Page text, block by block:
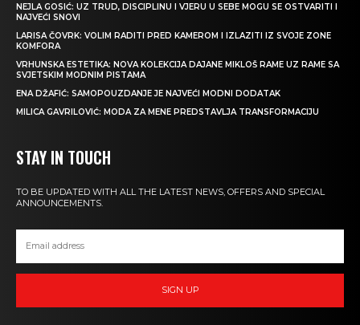
NEJLA GOSIĆ: UZ TRUD, DISCIPLINU I VJERU U SEBE MOGU SE OSTVARITI I
NAJVEĆI SNOVI
LARISA ČOVRK: VOLIM RADITI PRED KAMEROM I IZLAZITI IZ SVOJE ZONE
KOMFORA
VRHUNSKA ESTETIKA: NOVA KOLEKCIJA DAJANE MIKLOŠ RAME UZ RAME SA
SVJETSKIM MODNIM PISTAMA
ENA DŽAFIĆ: SAMOPOUZDANJE JE NAJVEĆI MODNI DODATAK
MILICA GAVRILOVIĆ: MODA ZA MENE PREDSTAVLJA TRANSFORMACIJU
STAY IN TOUCH
TO BE UPDATED WITH ALL THE LATEST NEWS, OFFERS AND SPECIAL
ANNOUNCEMENTS.
SIGN UP